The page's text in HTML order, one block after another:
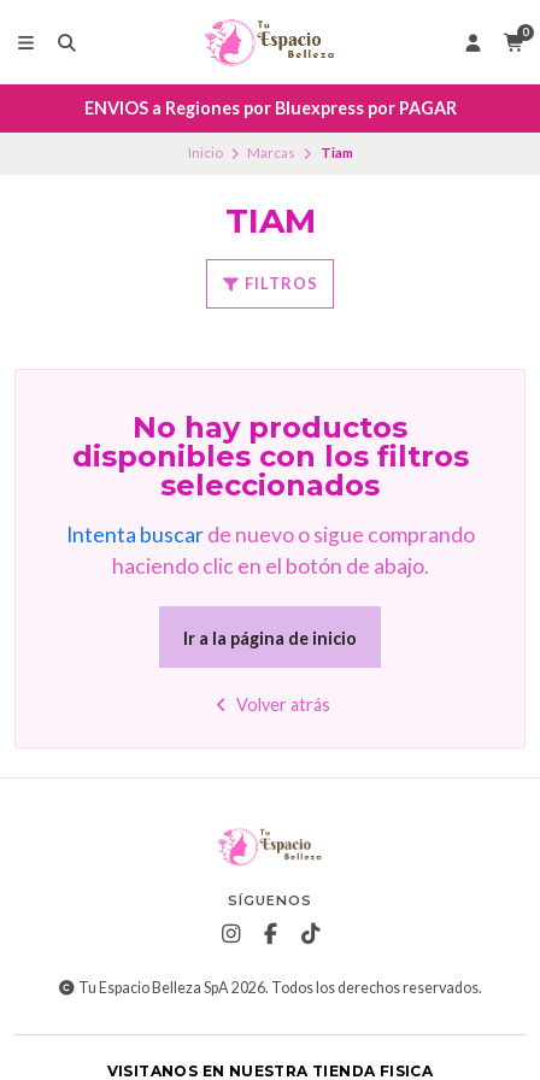
0
ENVIOS a Regiones por Bluexpress por PAGAR
Inicio Marcas Tiam
TIAM
FILTROS
No hay productos
disponibles con los filtros
seleccionados
Intenta buscarde nuevo o sigue comprando
haciendo clic en el botón de abajo.
Ir a la página de inicio
Volver atrás
SÍGUENOS
Tu Espacio Belleza SpA 2026. Todos los derechos reservados.
VISITANOS EN NUESTRA TIENDA FISICA